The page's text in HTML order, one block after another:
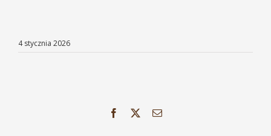
4 stycznia 2026
Facebook Email